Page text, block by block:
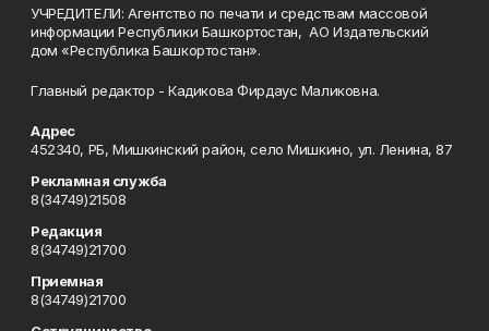
УЧРЕДИТЕЛИ: Агентство по печати и средствам массовой
информации Республики Башкортостан, АО Издательский
дом «Республика Башкортостан».
Главный редактор - Кадикова Фирдаус Маликовна.
Адрес
452340, РБ, Мишкинский район, село Мишкино, ул. Ленина, 87
Рекламная служба
8(34749)21508
Редакция
8(34749)21700
Приемная
8(34749)21700